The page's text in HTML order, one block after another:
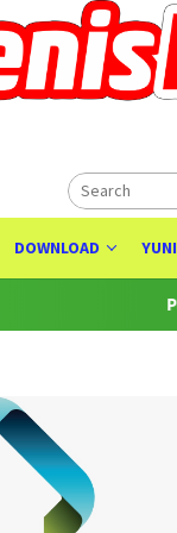
DOWNLOAD
Pak Rildo: